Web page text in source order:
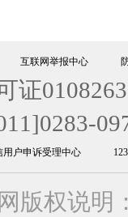
互联网举报中心
证0108263
用户申诉受理中心
版权说明